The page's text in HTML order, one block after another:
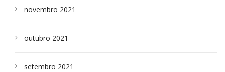
novembro 2021
outubro 2021
setembro 2021